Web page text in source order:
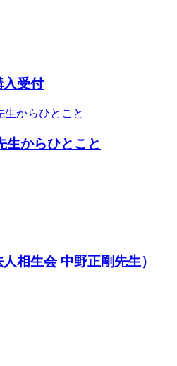
入受付
生からひとこと
相生会 中野正剛先生）